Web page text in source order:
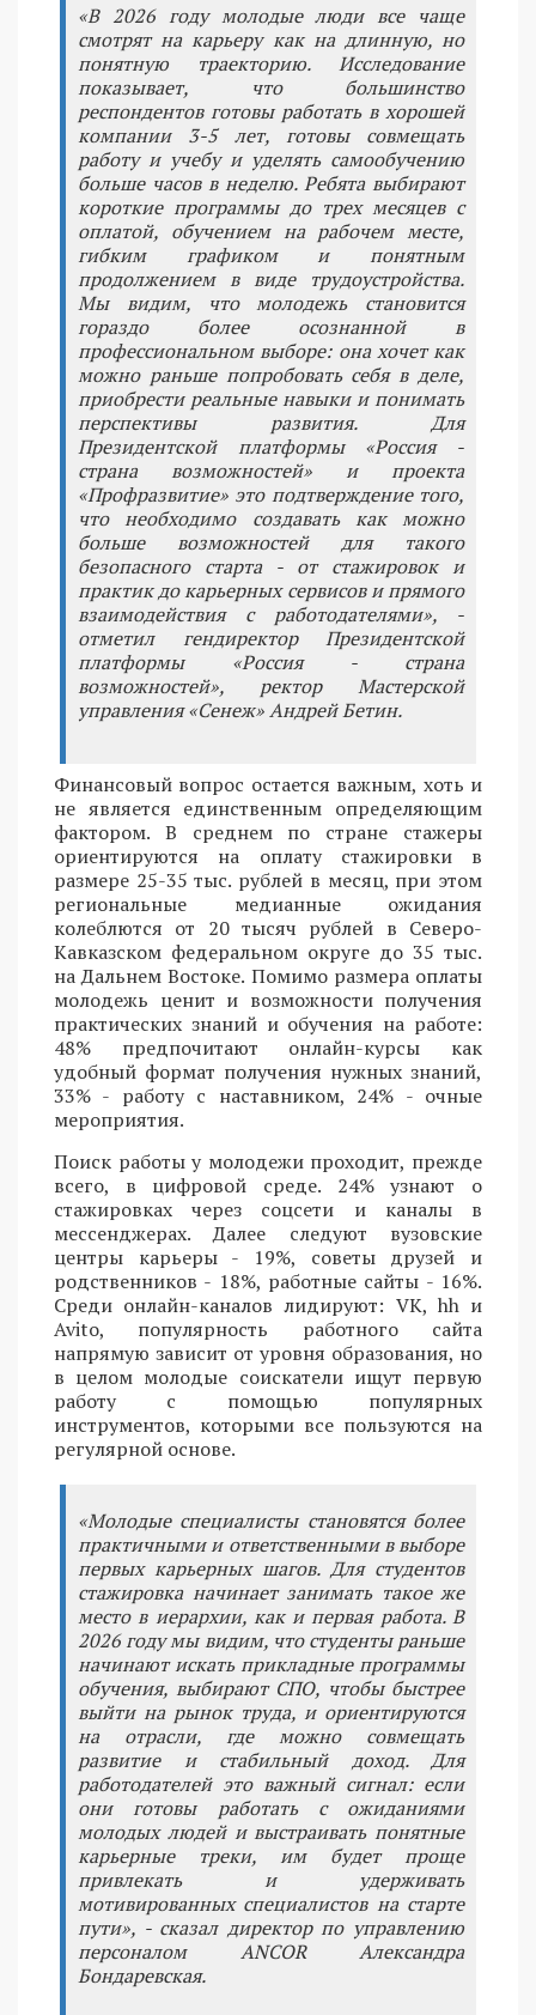
«В 2026 году молодые люди все чаще
смотрят на карьеру как на длинную, но
понятную траекторию. Исследование
показывает, что большинство
респондентов готовы работать в хорошей
компании 3-5 лет, готовы совмещать
работу и учебу и уделять самообучению
больше часов в неделю. Ребята выбирают
короткие программы до трех месяцев с
оплатой, обучением на рабочем месте,
гибким графиком и понятным
продолжением в виде трудоустройства.
Мы видим, что молодежь становится
гораздо более осознанной в
профессиональном выборе: она хочет как
можно раньше попробовать себя в деле,
приобрести реальные навыки и понимать
перспективы развития. Для
Президентской платформы «Россия -
страна возможностей» и проекта
«Профразвитие» это подтверждение того,
что необходимо создавать как можно
больше возможностей для такого
безопасного старта - от стажировок и
практик до карьерных сервисов и прямого
взаимодействия с работодателями», -
отметил гендиректор Президентской
платформы «Россия - страна
возможностей», ректор Мастерской
управления «Сенеж» Андрей Бетин.
Финансовый вопрос остается важным, хоть и
не является единственным определяющим
фактором. В среднем по стране стажеры
ориентируются на оплату стажировки в
размере 25-35 тыс. рублей в месяц, при этом
региональные медианные ожидания
колеблются от 20 тысяч рублей в Северо-
Кавказском федеральном округе до 35 тыс.
на Дальнем Востоке. Помимо размера оплаты
молодежь ценит и возможности получения
практических знаний и обучения на работе:
48% предпочитают онлайн-курсы как
удобный формат получения нужных знаний,
33% - работу с наставником, 24% - очные
мероприятия.
Поиск работы у молодежи проходит, прежде
всего, в цифровой среде. 24% узнают о
стажировках через соцсети и каналы в
мессенджерах. Далее следуют вузовские
центры карьеры - 19%, советы друзей и
родственников - 18%, работные сайты - 16%.
Среди онлайн-каналов лидируют: VK, hh и
Avito, популярность работного сайта
напрямую зависит от уровня образования, но
в целом молодые соискатели ищут первую
работу с помощью популярных
инструментов, которыми все пользуются на
регулярной основе.
«Молодые специалисты становятся более
практичными и ответственными в выборе
первых карьерных шагов. Для студентов
стажировка начинает занимать такое же
место в иерархии, как и первая работа. В
2026 году мы видим, что студенты раньше
начинают искать прикладные программы
обучения, выбирают СПО, чтобы быстрее
выйти на рынок труда, и ориентируются
на отрасли, где можно совмещать
развитие и стабильный доход. Для
работодателей это важный сигнал: если
они готовы работать с ожиданиями
молодых людей и выстраивать понятные
карьерные треки, им будет проще
привлекать и удерживать
мотивированных специалистов на старте
пути», - сказал директор по управлению
персоналом ANCOR Александра
Бондаревская.